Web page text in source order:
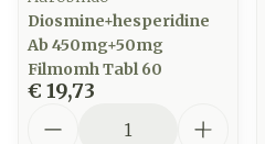
Diosmine+hesperidine
Ab 450mg+50mg
Filmomh Tabl 60
€ 19,73